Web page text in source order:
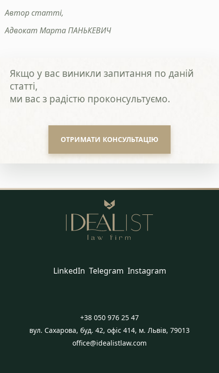
Автор статті,
Адвокат Марта ПАНЬКЕВИЧ
Якщо у вас виникли запитання по даній
статті,
ми вас з радістю проконсультуємо.
ОТРИМАТИ КОНСУЛЬТАЦІЮ
LinkedIn Telegram Instagram
+38 050 976 25 47
вул. Сахарова, буд. 42, офіс 414, м. Львів, 79013
office@idealistlaw.com